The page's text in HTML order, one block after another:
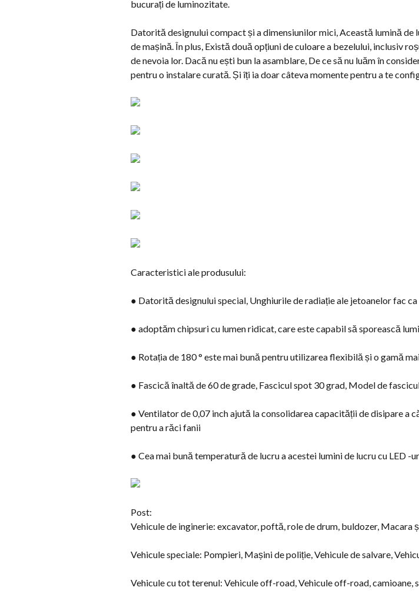
bucurați de luminozitate.
Datorită designului compact și a dimensiunilor mici, Această lumină
de mașină. În plus, Există două opțiuni de culoare a bezelului, inclusiv
de nevoia lor. Dacă nu ești bun la asamblare, De ce să nu luăm în
pentru o instalare curată. Și îți ia doar câteva momente pentru a te
Caracteristici ale produsului:
● Datorită designului special, Unghiurile de radiație ale jetoanelor fac
● adoptăm chipsuri cu lumen ridicat, care este capabil să sporească
● Rotația de 180 ° este mai bună pentru utilizarea flexibilă și o gamă
● Fascică înaltă de 60 de grade, Fascicul spot 30 grad, Model de
● Ventilator de 0,07 inch ajută la consolidarea capacității de disipare
pentru a răci fanii
● Cea mai bună temperatură de lucru a acestei lumini de lucru cu LED
Post:
Vehicule de inginerie: excavator, poftă, role de drum, buldozer, Macara
Vehicule speciale: Pompieri, Mașini de poliție, Vehicule de salvare,
Vehicule cu tot terenul: Vehicule off-road, Vehicule off-road,